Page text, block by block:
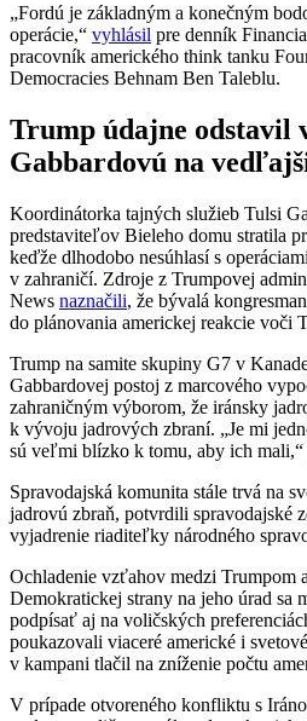
„Fordú je základným a konečným
operácie,“ vyhlásil pre denník
pracovník amerického think tanku
Democracies Behnam Ben Taleblu.
Trump údajne odstavil
Gabbardovú na
Koordinátorka tajných služieb Tulsi
predstaviteľov Bieleho domu stratila
keďže dlhodobo nesúhlasí s
v zahraničí. Zdroje z Trumpovej
News naznačili, že bývalá
do plánovania americkej reakcie voči
Trump na samite skupiny G7 v
Gabbardovej postoj z marcového
zahraničným výborom, že iránsky
k vývoju jadrových zbraní. „Je mi
sú veľmi blízko k tomu, aby ich
Spravodajská komunita stále trvá na
jadrovú zbraň, potvrdili spravodajské
vyjadrenie riaditeľky národného
Ochladenie vzťahov medzi Trumpom
Demokratickej strany na jeho úrad sa
podpísať aj na voličských
poukazovali viaceré americké i
v kampani tlačil na zníženie počtu
V prípade otvoreného konfliktu s